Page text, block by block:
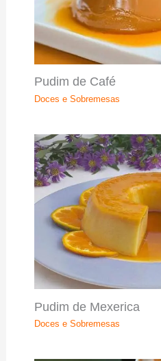
Pudim de Café
Doces e Sobremesas
Pudim de Mexerica
Doces e Sobremesas